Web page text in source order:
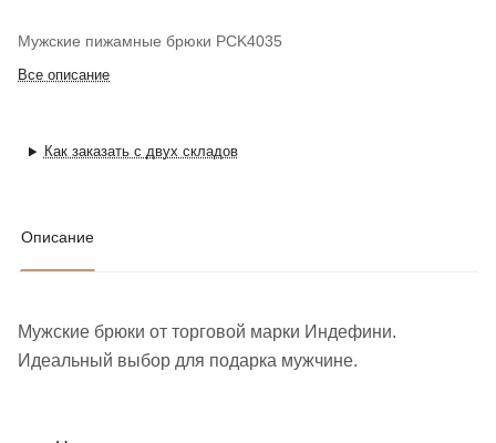
Мужские пижамные брюки PCK4035
Все описание
Как заказать с двух складов
Описание
Мужские брюки от торговой марки Индефини.
Идеальный выбор для подарка мужчине.